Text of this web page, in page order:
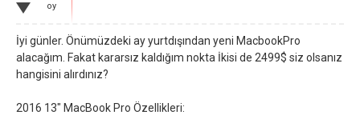
oy
İyi günler. Önümüzdeki ay yurtdışından yeni MacbookPro
alacağım. Fakat kararsız kaldığım nokta İkisi de 2499$ siz olsanız
hangisini alırdınız?
2016 13" MacBook Pro Özellikleri: